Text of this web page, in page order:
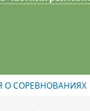
О СОРЕВНОВАНИЯХ